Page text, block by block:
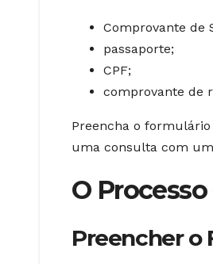
Comprovante de
passaporte;
CPF;
comprovante de
Preencha o formulário
uma consulta com um
O
Preencher o